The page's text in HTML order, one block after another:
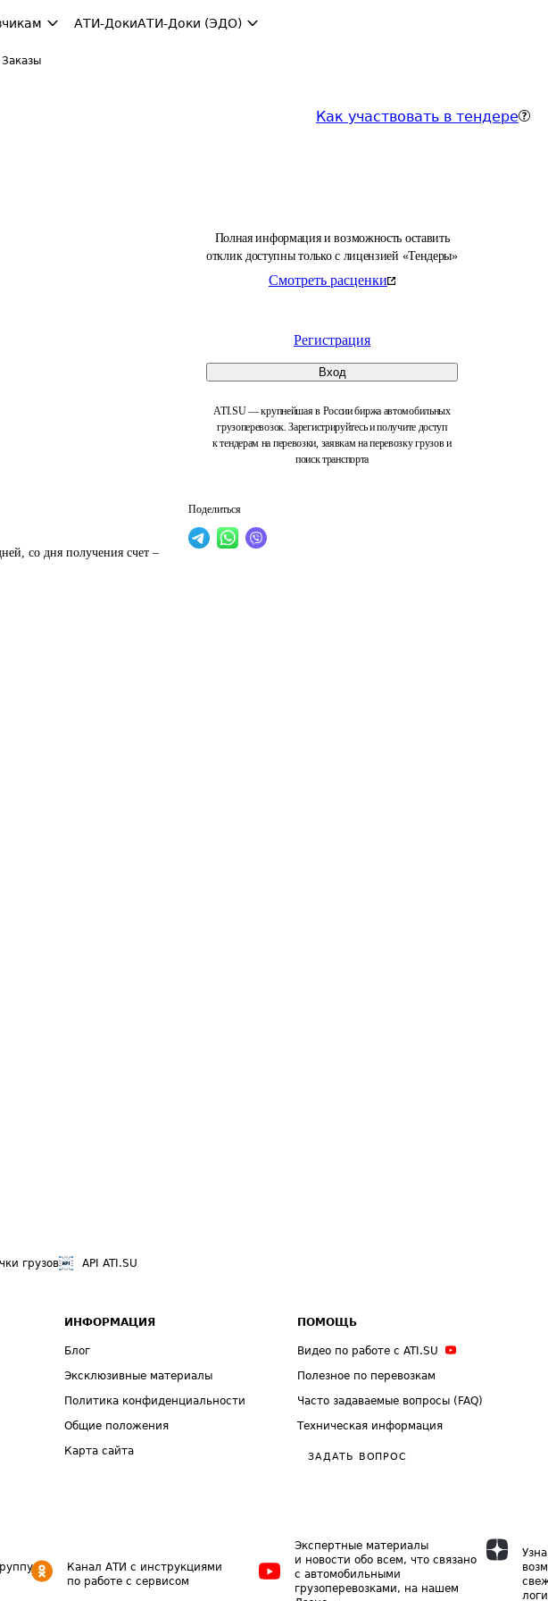
АТИ-ДокиАТИ-Доки (ЭДО)
Заказы
Как участвовать в тендере
Полная информация и возможность оставить
отклик доступны только с лицензией «Тендеры»
Смотреть расценки
Регистрация
Вход
ATI.SU — крупнейшая в России биржа автомобильных
грузоперевозок. Зарегистрируйтесь и получите доступ
к тендерам на перевозки, заявкам на перевозку грузов и
поиск транспорта
Поделиться
со дня получения счет –
грузов API ATI.SU
ИНФОРМАЦИЯ
Блог
Эксклюзивные материалы
Политика конфиденциальности
Общие положения
Карта сайта
ПОМОЩЬ
Видео по работе с ATI.SU
Полезное по перевозкам
Часто задаваемые вопросы (FAQ)
Техническая информация
ЗАДАТЬ ВОПРОС
Канал АТИ с инструкциями
по работе с сервисом
Экспертные материалы
и новости обо всем, что связано
с автомобильными
грузоперевозками, на нашем